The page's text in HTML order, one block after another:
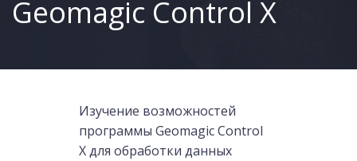
Geomagic Control X
Изучение возможностей
программы Geomagic Control
X для обработки данных